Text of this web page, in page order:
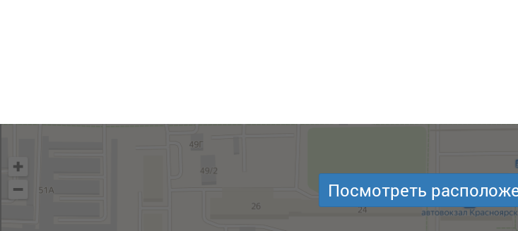
Посмотреть